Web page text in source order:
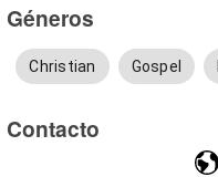
Géneros
Christian Gospel
Contacto